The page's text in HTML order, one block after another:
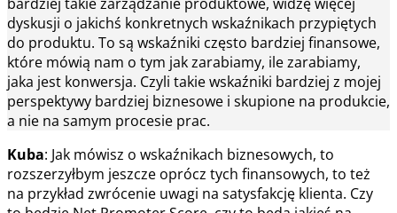
bardziej takie zarządzanie produktowe, widzę więcej
dyskusji o jakichś konkretnych wskaźnikach przypiętych
do produktu. To są wskaźniki często bardziej finansowe,
które mówią nam o tym jak zarabiamy, ile zarabiamy,
jaka jest konwersja. Czyli takie wskaźniki bardziej z mojej
perspektywy bardziej biznesowe i skupione na produkcie,
a nie na samym procesie prac.
Kuba: Jak mówisz o wskaźnikach biznesowych, to
rozszerzyłbym jeszcze oprócz tych finansowych, to też
na przykład zwrócenie uwagi na satysfakcję klienta. Czy